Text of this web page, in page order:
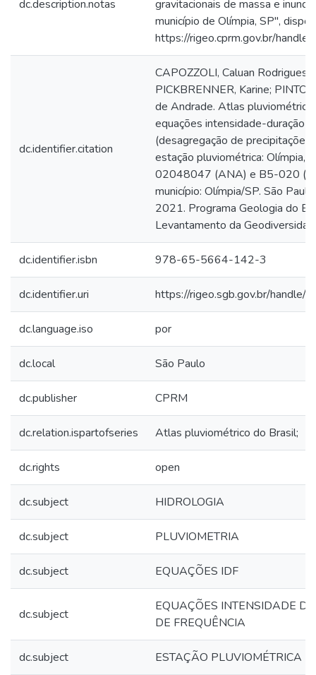
dc.description.notas
gravitacionais de massa e
município de Olímpia, SP",
https://rigeo.cprm.gov.br/
dc.identifier.citation
CAPOZZOLI, Caluan Rodrigues;
PICKBRENNER, Karine; PINTO,
de Andrade. Atlas pluviométrico
equações intensidade-duração-
(desagregação de precipitações
estação pluviométrica: Olímpia,
02048047 (ANA) e B5-020
município: Olímpia/SP. São
2021. Programa Geologia do
Levantamento da
dc.identifier.isbn 978-65-5664-142-3
dc.identifier.uri https://rigeo.sgb.gov.br/handle/
dc.language.iso por
dc.local São Paulo
dc.publisher CPRM
dc.relation.ispartofseries Atlas pluviométrico do Brasil;
dc.rights open
dc.subject HIDROLOGIA
dc.subject PLUVIOMETRIA
dc.subject EQUAÇÕES IDF
dc.subject
EQUAÇÕES INTENSIDADE
DE FREQUÊNCIA
dc.subject ESTAÇÃO PLUVIOMÉTRICA